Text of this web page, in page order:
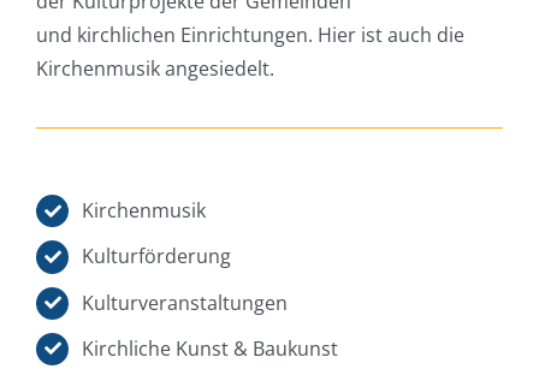
und kirchlichen Einrichtungen. Hier ist auch die
Kirchenmusik angesiedelt.
Kirchenmusik
Kulturförderung
Kulturveranstaltungen
Kirchliche Kunst & Baukunst